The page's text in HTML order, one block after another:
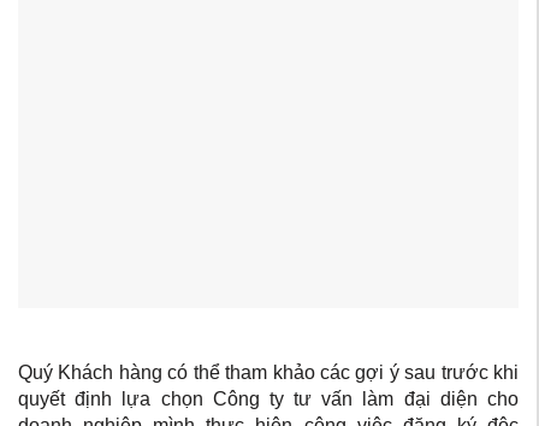
Quý Khách hàng có thể tham khảo các gợi ý sau trước khi
quyết định lựa chọn Công ty tư vấn làm đại diện cho